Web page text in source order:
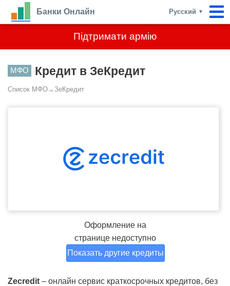
Підтримати армію
Банки Онлайн Русский ▼
МФО Кредит в ЗеКредит
Список МФО→ ЗеКредит
Оформление на
странице недоступно
Показать другие кредиты
Zecredit – онлайн сервис краткосрочных кредитов, без